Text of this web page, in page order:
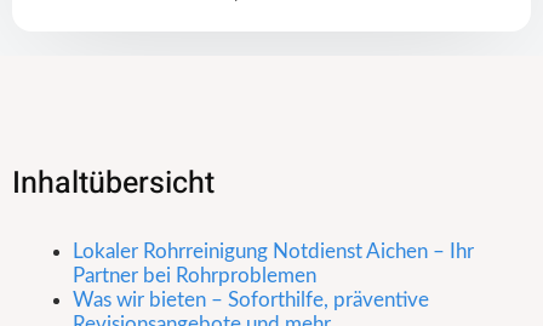
Inhaltübersicht
Lokaler Rohrreinigung Notdienst Aichen – Ihr
Partner bei Rohrproblemen
Was wir bieten – Soforthilfe, präventive